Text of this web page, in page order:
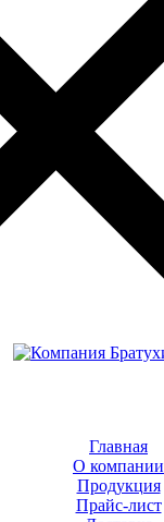
Главная
О компании
Продукция
Прайс-лист